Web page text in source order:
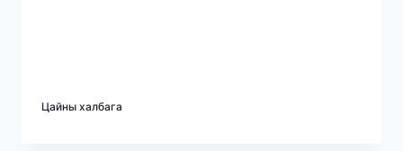
Цайны халбага